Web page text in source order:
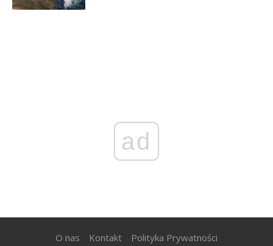
ad
O nas Kontakt Polityka Prywatności